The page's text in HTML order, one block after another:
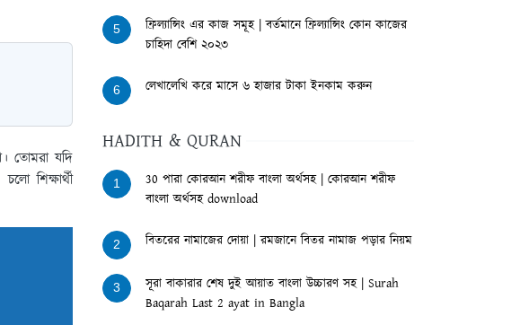
তোমরা যদি
শিক্ষার্থী
5
ফ্রিল্যান্সিং এর কাজ সমূহ | বর্তমানে ফ্রিল্যান্সিং কোন কাজের
চাহিদা বেশি ২০২৩
6 লেখালেখি করে মাসে ৬ হাজার টাকা ইনকাম করুন
HADITH & QURAN
1
30 পারা কোরআন শরীফ বাংলা অর্থসহ | কোরআন শরীফ
বাংলা অর্থসহ download
2 বিতরের নামাজের দোয়া | রমজানে বিতর নামাজ পড়ার নিয়ম
3
সূরা বাকারার শেষ দুই আয়াত বাংলা উচ্চারণ সহ | Surah
Baqarah Last 2 ayat in Bangla